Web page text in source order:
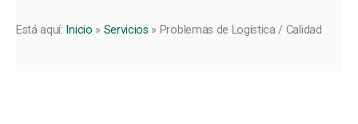
Está aquí: Inicio » Servicios » Problemas de Logística / Calidad